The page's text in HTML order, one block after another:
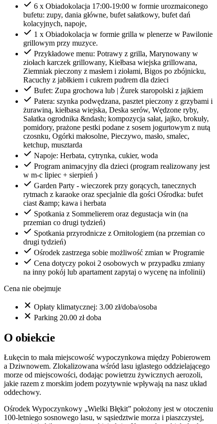
6 x Obiadokolacja 17:00-19:00 w formie urozmaiconego
bufetu: zupy, dania główne, bufet sałatkowy, bufet dań
kolacyjnych, napoje,
1 x Obiadokolacja w formie grilla w plenerze w Pawilonie
grillowym przy muzyce.
Przykładowe menu: Potrawy z grilla, Marynowany w
ziołach karczek grillowany, Kiełbasa wiejska grillowana,
Ziemniak pieczony z masłem i ziołami, Bigos po zbójnicku,
Racuchy z jabłkiem i cukrem pudrem dla dzieci
Bufet: Zupa grochowa lub | Żurek staropolski z jajkiem
Patera: szynka podwędzana, pasztet pieczony z grzybami i
żurawiną, kiełbasa wiejska, Deska serów, Wędzone ryby,
Sałatka ogrodnika &ndash; kompozycja sałat, jajko, brokuły,
pomidory, prażone pestki podane z sosem jogurtowym z nutą
czosnku, Ogórki małosolne, Pieczywo, masło, smalec,
ketchup, musztarda
Napoje: Herbata, cytrynka, cukier, woda
Program animacyjny dla dzieci (program realizowany jest
w m-c lipiec + sierpień )
Garden Party - wieczorek przy gorących, tanecznych
rytmach z karaoke oraz specjalnie dla gości Ośrodka: bufet
ciast &amp; kawa i herbata
Spotkania z Sommelierem oraz degustacja win (na
przemian co drugi tydzień)
Spotkania przyrodnicze z Ornitologiem (na przemian co
drugi tydzień)
Ośrodek zastrzega sobie możliwość zmian w Programie
Cena dotyczy pokoi 2 osobowych w przypadku zmiany
na inny pokój lub apartament zapytaj o wycenę na infolinii)
Cena nie obejmuje
Opłaty klimatycznej: 3.00 zł/doba/osoba
Parking 20.00 zł doba
O obiekcie
Łukęcin to mała miejscowość wypoczynkowa między Pobierowem
a Dziwnowem. Zlokalizowana wśród lasu iglastego oddzielającego
morze od miejscowości, dodając powietrzu żywicznych aerozoli,
jakie razem z morskim jodem pozytywnie wpływają na nasz układ
oddechowy.
Ośrodek Wypoczynkowy „Wielki Błękit” położony jest w otoczeniu
100-letniego sosnowego lasu, w sąsiedztwie morza i piaszczystej,